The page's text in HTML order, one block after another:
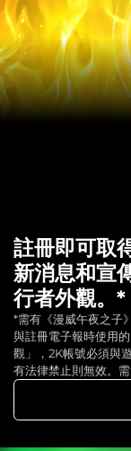
註冊即可取
新消息和宣
行者外觀。*
*需有《漫威午夜之子
與註冊電子報時使用
觀」，2K帳號必須與
有法律禁止則無效。需